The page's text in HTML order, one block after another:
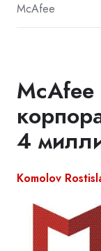
McAfee
McAfee
4
Komolov